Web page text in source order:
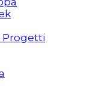
Progetti